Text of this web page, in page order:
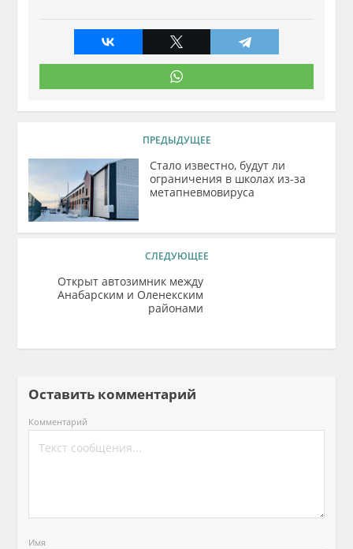
ПРЕДЫДУЩЕЕ
Стало известно, будут ли
ограничения в школах из-за
метапневмовируса
СЛЕДУЮЩЕЕ
Открыт автозимник между
Анабарским и Оленекским
районами
Оставить комментарий
Комментарий
Имя